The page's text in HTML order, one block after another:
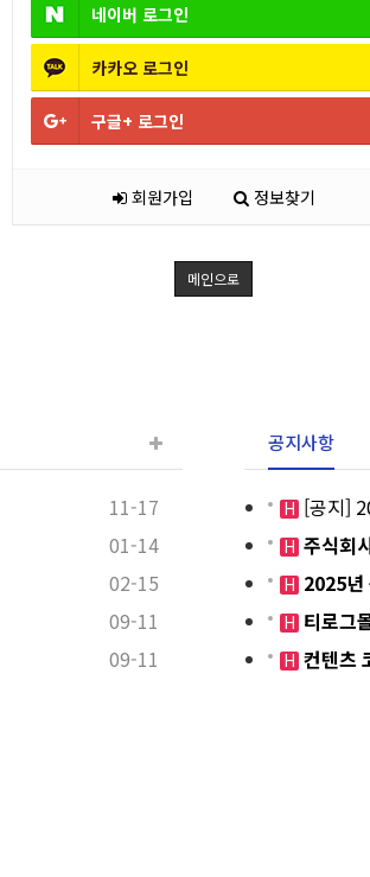
네이버 로그인
카카오 로그인
구글+ 로그인
회원가입 정보찾기
메인으로
11-17
01-14
02-15
09-11
09-11
공지사항
H [공지]
H 주식회
H 2025년
H 티로그
H 컨텐츠